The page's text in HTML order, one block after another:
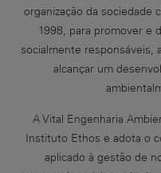
organização da sociedade
1998, para promover e
socialmente responsáveis,
alcançar um
A Vital Engenharia
Instituto Ethos e adota o
aplicado à gestão de